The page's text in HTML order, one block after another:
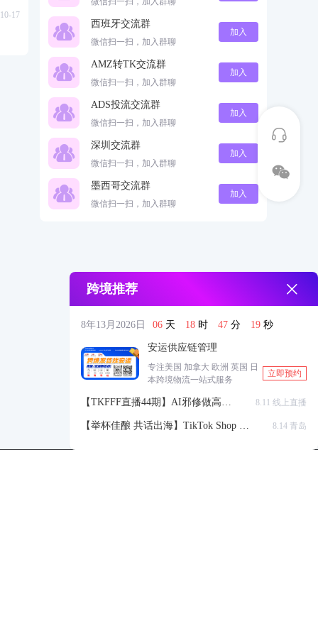
17
西班牙交流群
微信扫一扫，加入群聊
加入
AMZ转TK交流群
微信扫一扫，加入群聊
加入
ADS投流交流群
微信扫一扫，加入群聊
加入
深圳交流群
微信扫一扫，加入群聊
加入
墨西哥交流群
微信扫一扫，加入群聊
加入
跨境推荐
8年13月2026日 06 天 18 时 47 分 19 秒
安运供应链管理
专注美国 加拿大 欧洲 英国 日
本跨境物流一站式服务
立即预约
【TKFFF直播44期】AI邪修做高点
带货视频
8.11 线上直播
【举杯佳酿 共话出海】TikTok Shop 全
8.14 青岛